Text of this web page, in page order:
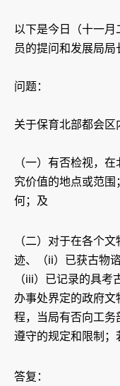
以下是今日（十一
员的提问和发展局局
问题：
关于保育北部都会区
（一）有否检视，
究价值的地点或范
何；及
（二）对于在各个
迹、（ii）‍已获古物
（iii）已记录的具
办事处界定的政府
程，当局有否向工
遵守的规定和限制；
答复：